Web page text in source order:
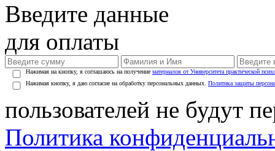
Введите данные
для оплаты
Нажимая на кнопку, я соглашаюсь на получение материалов от Университета практической
Нажимая кнопку, я даю согласие на обработку персональных данных. Политика защиты
пользователей не будут
Политика